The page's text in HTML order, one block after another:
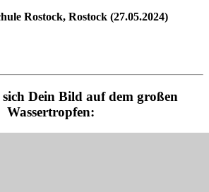
Rostock, Rostock (27.05.2024)
Dein Bild auf dem großen
Wassertropfen: